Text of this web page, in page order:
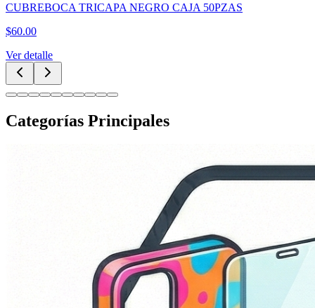
CUBREBOCA TRICAPA NEGRO CAJA 50PZAS
$60.00
Ver detalle
Categorías Principales